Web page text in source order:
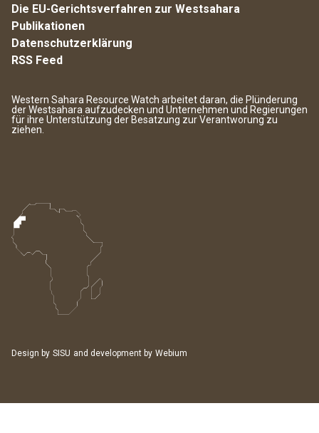
Die EU-Gerichtsverfahren zur Westsahara
Publikationen
Datenschutzerklärung
RSS Feed
Western Sahara Resource Watch arbeitet daran, die Plünderung
der Westsahara aufzudecken und Unternehmen und Regierungen
für ihre Unterstützung der Besatzung zur Verantworung zu
ziehen.
Design by SISU and development by Webium